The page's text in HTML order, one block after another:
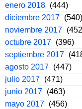
enero 2018 (444)
diciembre 2017 (540)
noviembre 2017
octubre 2017 (396)
septiembre 2017
agosto 2017 (447)
julio 2017 (471)
junio 2017 (463)
mayo 2017 (456)